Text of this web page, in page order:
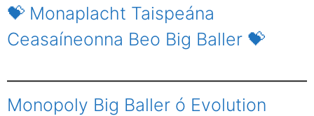
💝 Monaplacht Taispeána
Ceasaíneonna Beo Big Baller 💝
Monopoly Big Baller ó Evolution